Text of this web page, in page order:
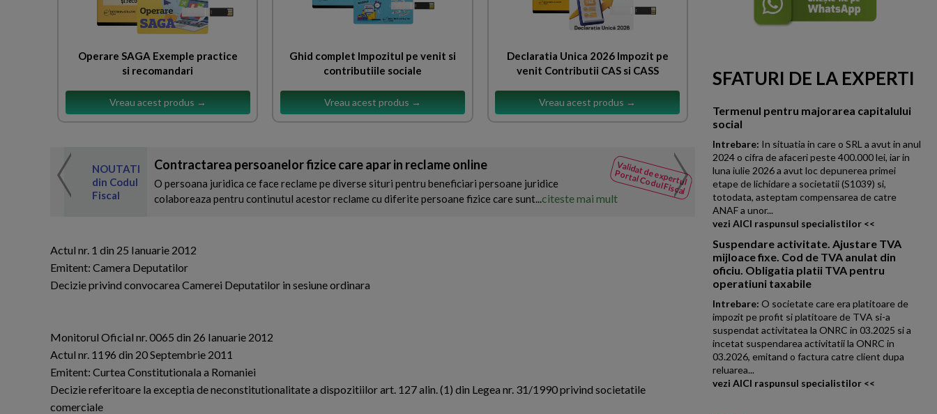
Operare SAGA Exemple practice
si recomandari
Vreau acest produs →
Ghid complet Impozitul pe venit si
contributiile sociale
Vreau acest produs →
Declaratia Unica 2026 Impozit pe
venit Contributii CAS si CASS
Vreau acest produs →
NOUTATI
din Codul
Fiscal
Validat de expertul
Portal Codul Fiscal
Contractarea persoanelor fizice care apar in reclame online
O persoana juridica ce face reclame pe diverse situri pentru beneficiari persoane juridice
colaboreaza pentru continutul acestor reclame cu diferite persoane fizice care sunt...citeste mai mult
NOUTATI
din Codul
Fiscal
Contestatie decizie
Suntem inregistrati ca
ANAF prin care se specifica
Actul nr. 1 din 25 Ianuarie 2012
Emitent: Camera Deputatilor
Decizie privind convocarea Camerei Deputatilor in sesiune ordinara
Monitorul Oficial nr. 0065 din 26 Ianuarie 2012
Actul nr. 1196 din 20 Septembrie 2011
Emitent: Curtea Constitutionala a Romaniei
Decizie referitoare la exceptia de neconstitutionalitate a dispozitiilor art. 127 alin. (1) din Legea nr. 31/1990 privind societatile
comerciale
SFATURI DE LA EXPERTI
Termenul pentru majorarea capitalului
social
Intrebare: In situatia in care o SRL a avut in anul
2024 o cifra de afaceri peste 400.000 lei, iar in
luna iulie 2026 a avut loc depunerea primei
etape de lichidare a societatii (S1039) si,
totodata, asteptam compensarea de catre
ANAF a unor...
vezi AICI raspunsul specialistilor <<
Suspendare activitate. Ajustare TVA
mijloace fixe. Cod de TVA anulat din
oficiu. Obligatia platii TVA pentru
operatiuni taxabile
Intrebare: O societate care era platitoare de
impozit pe profit si platitoare de TVA si-a
suspendat activitatea la ONRC in 03.2025 si a
incetat suspendarea activitatii la ONRC in
03.2026, emitand o factura catre client dupa
reluarea...
vezi AICI raspunsul specialistilor <<